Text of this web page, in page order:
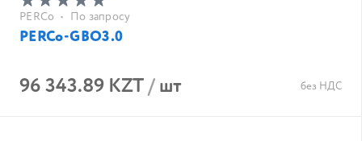
PERCo • По запросу
PERCo-GBO3.0
96 343.89 KZT/шт без НДС